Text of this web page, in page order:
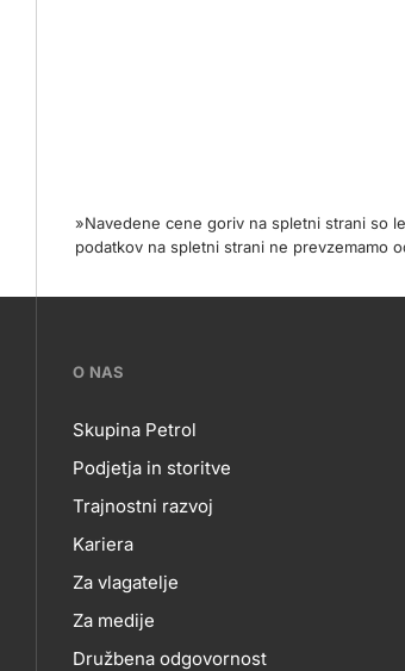
»Navedene cene goriv na spletni strani so
podatkov na spletni strani ne prevzemamo
???
petrol-
skupno.footer-
title???
O NAS
O
NAS
Skupina Petrol
Podjetja in storitve
Trajnostni razvoj
Kariera
Za vlagatelje
Za medije
Družbena odgovornost